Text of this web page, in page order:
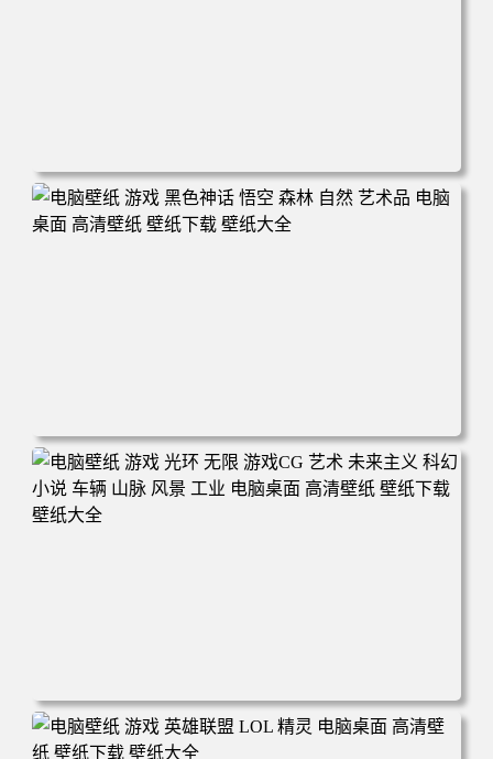
电脑壁纸 游戏 羞辱2 游戏CG 角色 脸 耻辱 CG女孩 电脑桌
面 高清壁纸 壁纸下载 壁纸大全
电脑壁纸 游戏 黑色神话 悟空 森林 自然 艺术品 电脑桌面 高
清壁纸 壁纸下载 壁纸大全
电脑壁纸 游戏 光环 无限 游戏CG 艺术 未来主义 科幻 小说
车辆 山脉 风景 工业 电脑桌面 高清壁纸 壁纸下载 壁纸大全